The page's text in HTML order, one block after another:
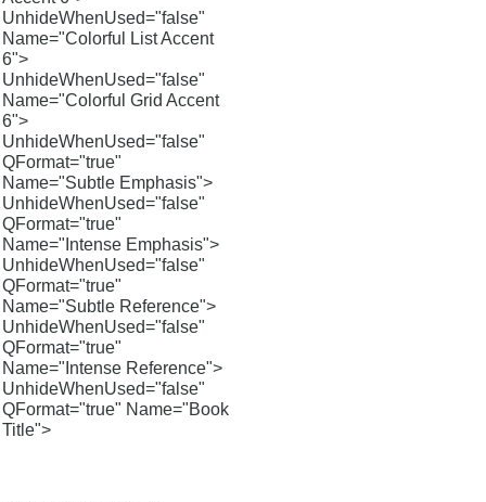
UnhideWhenUsed="false"
Name="Colorful List Accent
6">
UnhideWhenUsed="false"
Name="Colorful Grid Accent
6">
UnhideWhenUsed="false"
QFormat="true"
Name="Subtle Emphasis">
UnhideWhenUsed="false"
QFormat="true"
Name="Intense Emphasis">
UnhideWhenUsed="false"
QFormat="true"
Name="Subtle Reference">
UnhideWhenUsed="false"
QFormat="true"
Name="Intense Reference">
UnhideWhenUsed="false"
QFormat="true" Name="Book
Title">